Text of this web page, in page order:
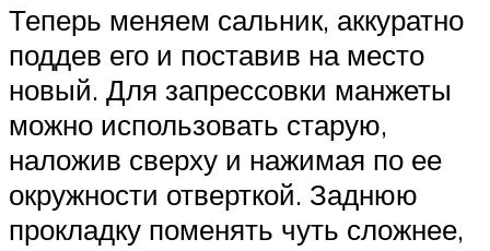
Теперь меняем сальник, аккуратно
поддев его и поставив на место
новый. Для запрессовки манжеты
можно использовать старую,
наложив сверху и нажимая по ее
окружности отверткой. Заднюю
прокладку поменять чуть сложнее,